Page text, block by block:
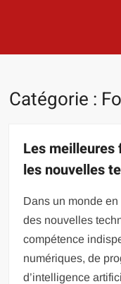
Catégorie :
Les
les nouvelles
Dans un monde
des nouvelles
compétence
numériques, de
d’intelligence